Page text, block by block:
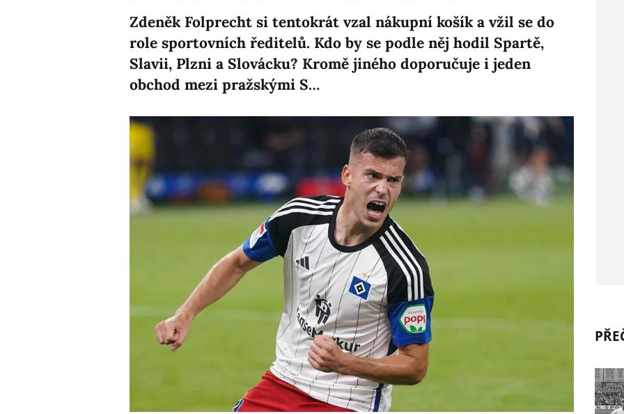
Zdeněk Folprecht si tentokrát vzal nákupní košík a vžil se do
role sportovních ředitelů. Kdo by se podle něj hodil Spartě,
Slavii, Plzni a Slovácku? Kromě jiného doporučuje i jeden
obchod mezi pražskými S…